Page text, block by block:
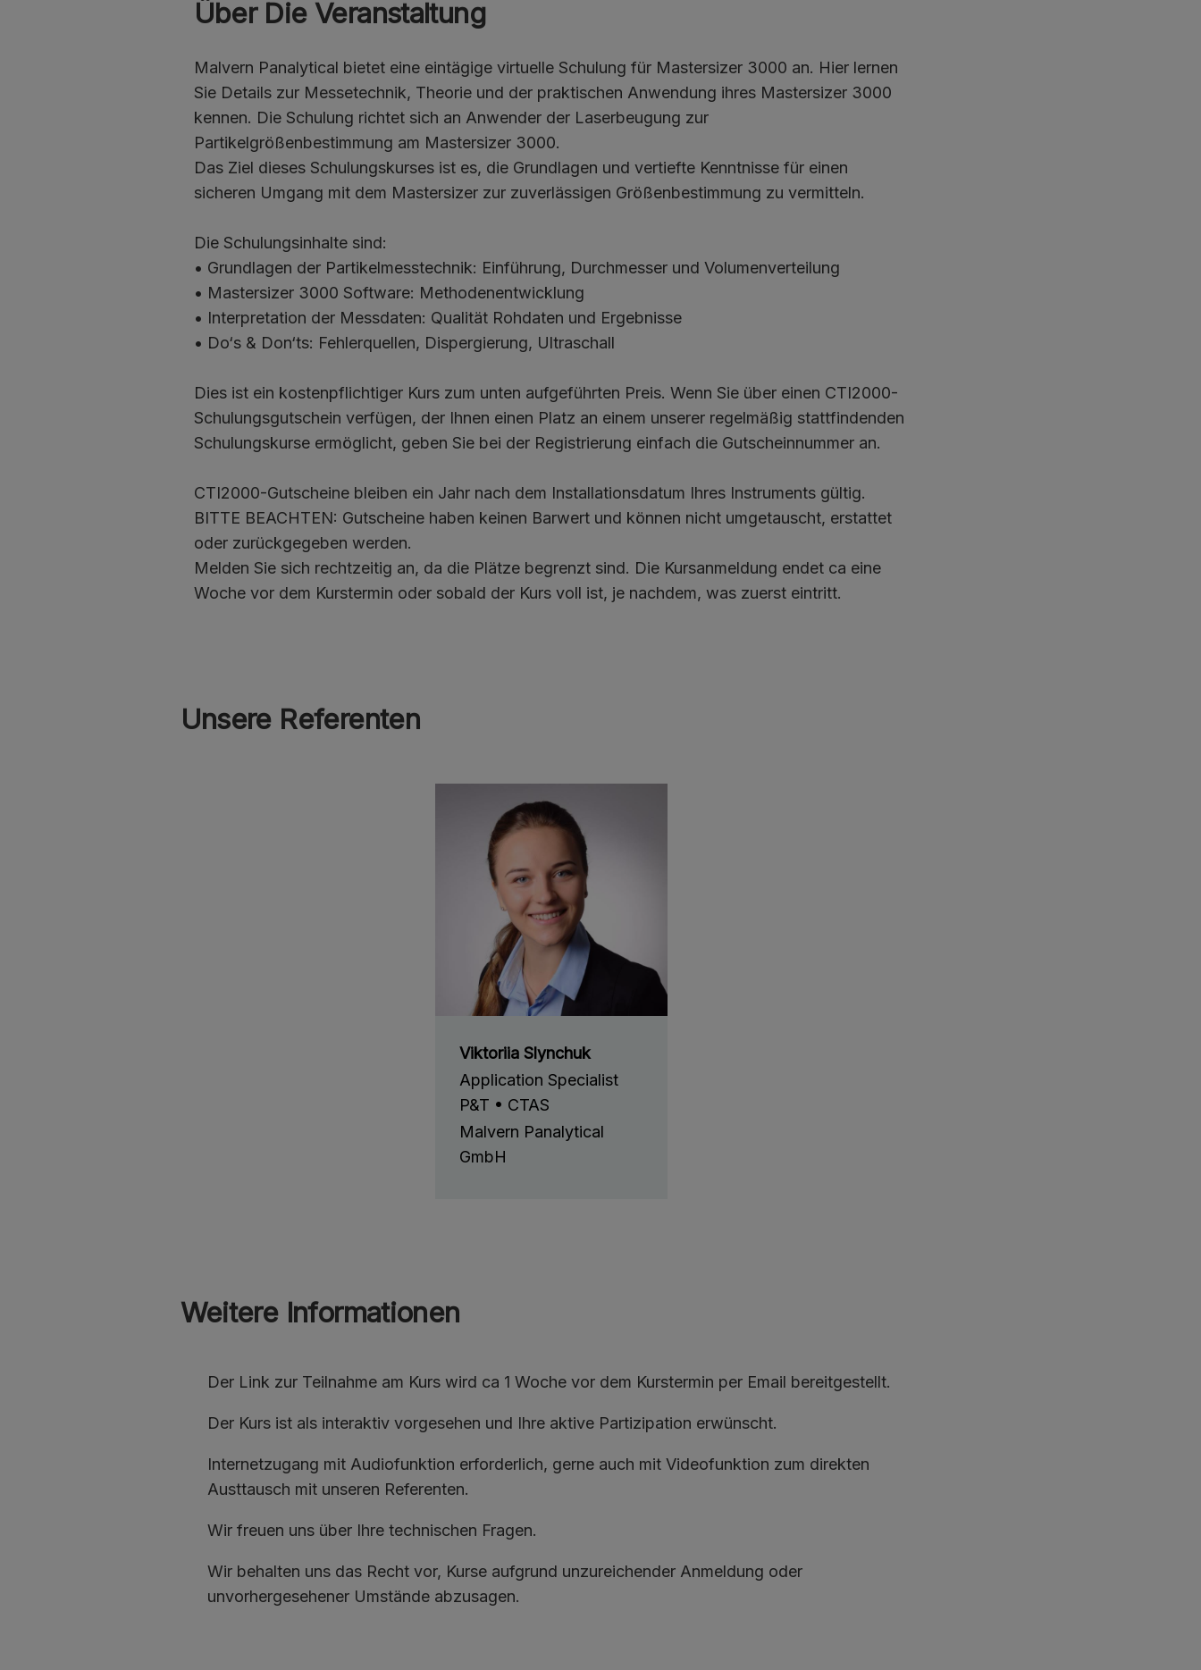
Über Die Veranstaltung
Malvern Panalytical bietet eine eintägige virtuelle Schulung für Mastersizer 3000 an. Hier lernen
Sie Details zur Messetechnik, Theorie und der praktischen Anwendung ihres Mastersizer 3000
kennen. Die Schulung richtet sich an Anwender der Laserbeugung zur
Partikelgrößenbestimmung am Mastersizer 3000.
Das Ziel dieses Schulungskurses ist es, die Grundlagen und vertiefte Kenntnisse für einen
sicheren Umgang mit dem Mastersizer zur zuverlässigen Größenbestimmung zu vermitteln.
Die Schulungsinhalte sind:
• Grundlagen der Partikelmesstechnik: Einführung, Durchmesser und Volumenverteilung
• Mastersizer 3000 Software: Methodenentwicklung
• Interpretation der Messdaten: Qualität Rohdaten und Ergebnisse
• Do‘s & Don‘ts: Fehlerquellen, Dispergierung, Ultraschall
Dies ist ein kostenpflichtiger Kurs zum unten aufgeführten Preis. Wenn Sie über einen CTI2000-
Schulungsgutschein verfügen, der Ihnen einen Platz an einem unserer regelmäßig stattfindenden
Schulungskurse ermöglicht, geben Sie bei der Registrierung einfach die Gutscheinnummer an.
CTI2000-Gutscheine bleiben ein Jahr nach dem Installationsdatum Ihres Instruments gültig.
BITTE BEACHTEN: Gutscheine haben keinen Barwert und können nicht umgetauscht, erstattet
oder zurückgegeben werden.
Melden Sie sich rechtzeitig an, da die Plätze begrenzt sind. Die Kursanmeldung endet ca eine
Woche vor dem Kurstermin oder sobald der Kurs voll ist, je nachdem, was zuerst eintritt.
Unsere Referenten
Viktoriia Slynchuk
Application Specialist
P&T • CTAS
Malvern Panalytical
GmbH
Weitere Informationen
Der Link zur Teilnahme am Kurs wird ca 1 Woche vor dem Kurstermin per Email bereitgestellt.
Der Kurs ist als interaktiv vorgesehen und Ihre aktive Partizipation erwünscht.
Internetzugang mit Audiofunktion erforderlich, gerne auch mit Videofunktion zum direkten
Austtausch mit unseren Referenten.
Wir freuen uns über Ihre technischen Fragen.
Wir behalten uns das Recht vor, Kurse aufgrund unzureichender Anmeldung oder
unvorhergesehener Umstände abzusagen.